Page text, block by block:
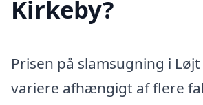
Kirkeby?
Prisen på slamsugning i
variere afhængigt af flere